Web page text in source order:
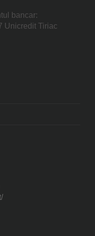
bancar:
Unicredit Tiriac